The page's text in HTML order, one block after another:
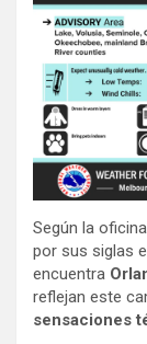
Según la
por sus siglas
encuentra
reflejan este
sensaciones